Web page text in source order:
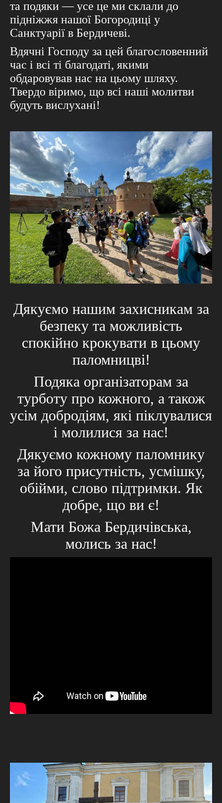
та подяки — усе це ми склали до
підніжжя нашої Богородиці у
Санктуарії в Бердичеві.
Вдячні Господу за цей благословенний
час і всі ті благодаті, якими
обдаровував нас на цьому шляху.
Твердо віримо, що всі наші молитви
будуть вислухані!
Дякуємо нашим захисникам за
безпеку та можливість
спокійно крокувати в цьому
паломницві!
Подяка організаторам за
турботу про кожного, а також
усім добродіям, які піклувалися
і молилися за нас!
Дякуємо кожному паломнику
за його присутність, усмішку,
обійми, слово підтримки. Як
добре, що ви є!
Мати Божа Бердичівська,
молись за нас!